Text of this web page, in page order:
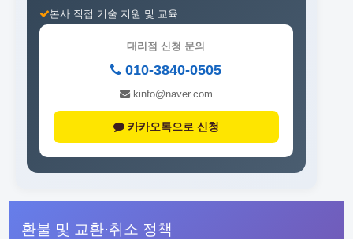
본사 직접 기술 지원 및 교육
대리점 신청 문의
010-3840-0505
kinfo@naver.com
카카오톡으로 신청
환불 및 교환·취소 정책